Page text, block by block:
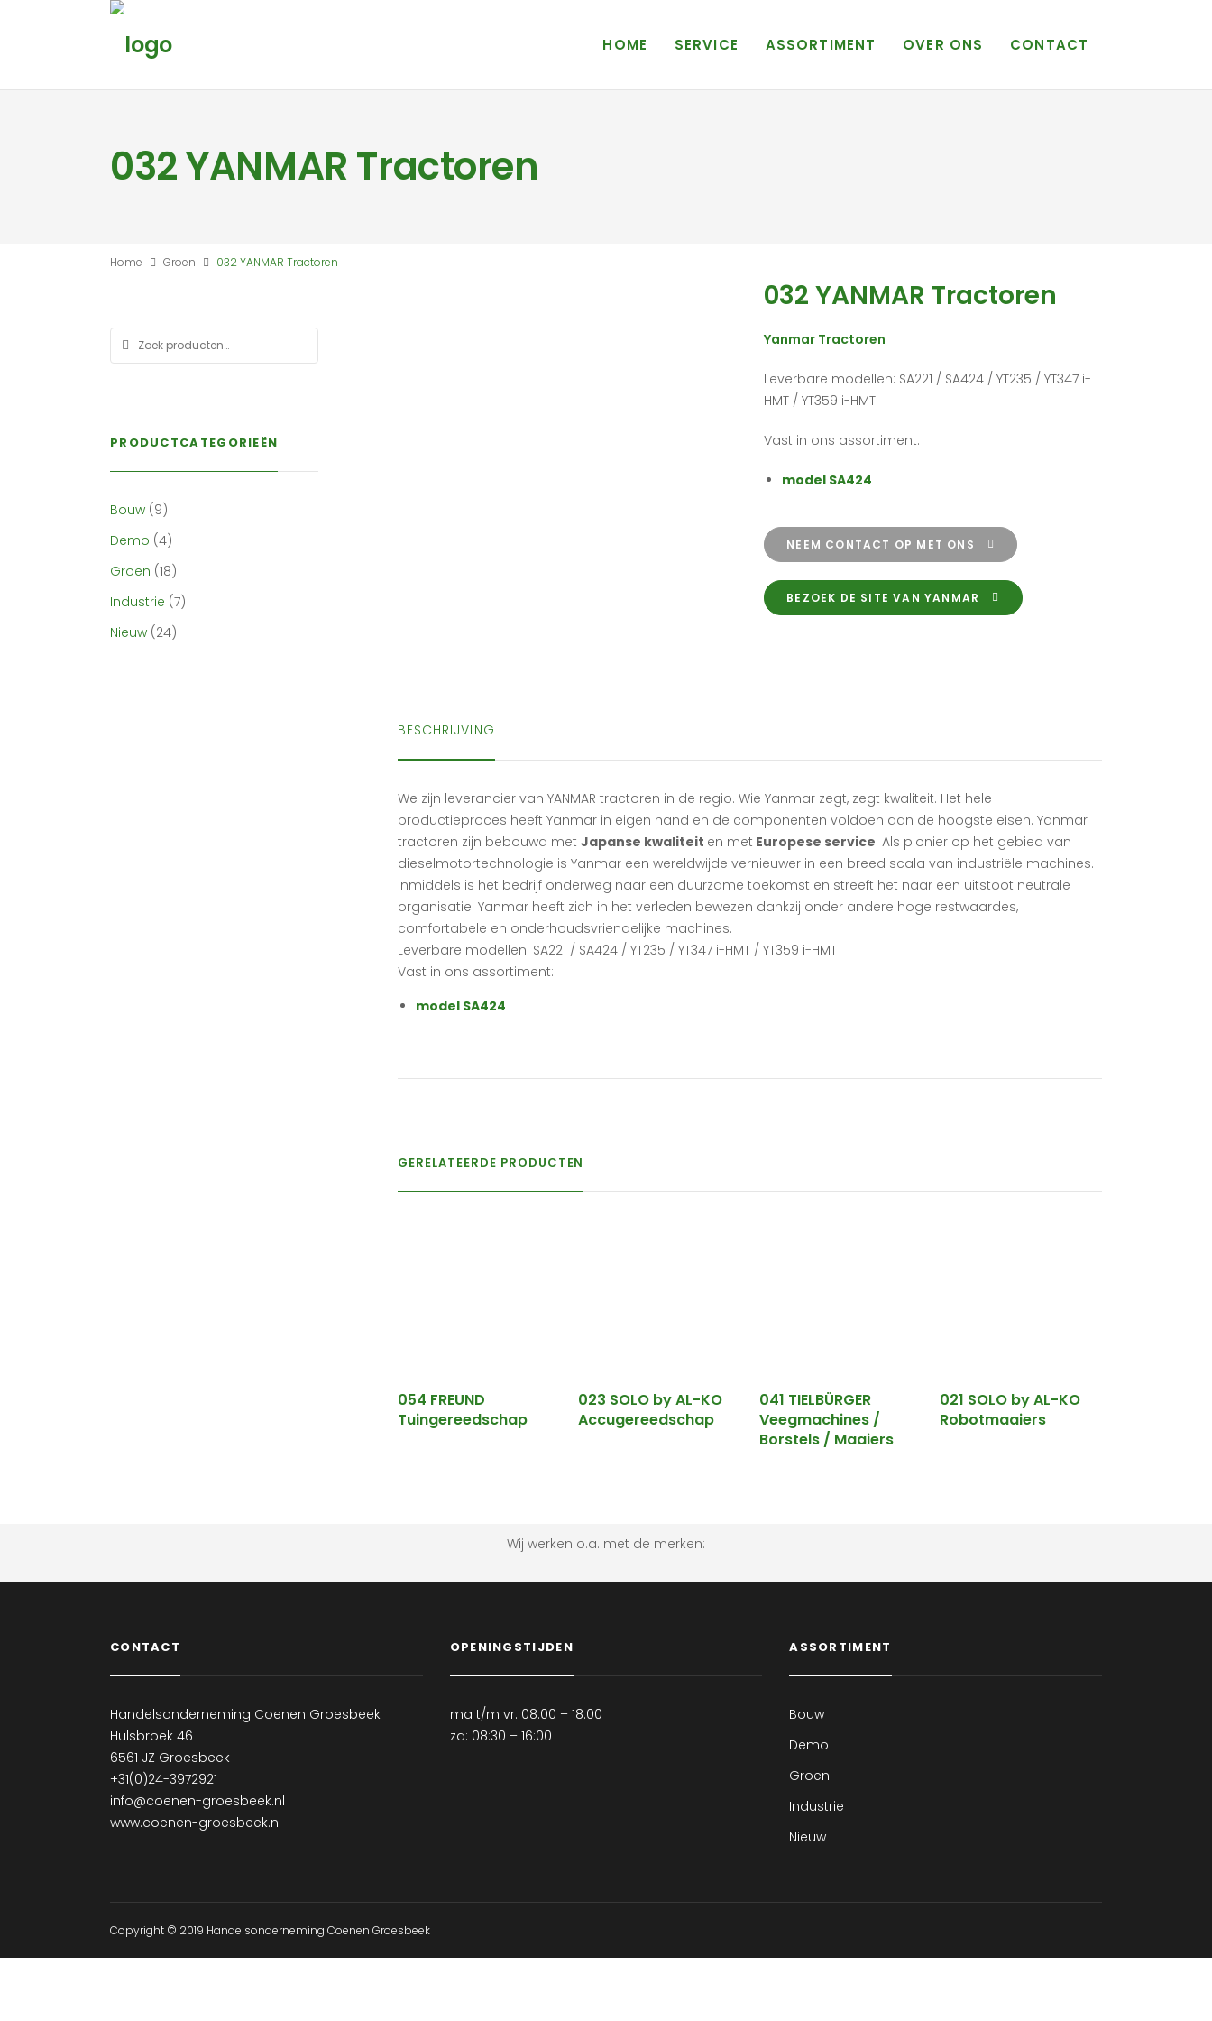
HOME SERVICE ASSORTIMENT OVER ONS CONTACT
032 YANMAR Tractoren
Home Groen 032 YANMAR Tractoren
032 YANMAR Tractoren
Yanmar Tractoren
Leverbare modellen: SA221 / SA424 / YT235 / YT347 i-
HMT / YT359 i-HMT
Vast in ons assortiment:
model SA424
NEEM CONTACT OP MET ONS
BEZOEK DE SITE VAN YANMAR
BESCHRIJVING
We zijn leverancier van YANMAR tractoren in de regio. Wie Yanmar zegt, zegt kwaliteit. Het hele
productieproces heeft Yanmar in eigen hand en de componenten voldoen aan de hoogste eisen. Yanmar
tractoren zijn bebouwd met Japanse kwaliteit en met Europese service! Als pionier op het gebied van
dieselmotortechnologie is Yanmar een wereldwijde vernieuwer in een breed scala van industriële machines.
Inmiddels is het bedrijf onderweg naar een duurzame toekomst en streeft het naar een uitstoot neutrale
organisatie. Yanmar heeft zich in het verleden bewezen dankzij onder andere hoge restwaardes,
comfortabele en onderhoudsvriendelijke machines.
Leverbare modellen: SA221 / SA424 / YT235 / YT347 i-HMT / YT359 i-HMT
Vast in ons assortiment:
model SA424
GERELATEERDE PRODUCTEN
054 FREUND
Tuingereedschap
023 SOLO by AL-KO
Accugereedschap
041 TIELBÜRGER
Veegmachines /
Borstels / Maaiers
021 SOLO by AL-KO
Robotmaaiers
PRODUCTCATEGORIEËN
Bouw (9)
Demo (4)
Groen (18)
Industrie (7)
Nieuw (24)
Wij werken o.a. met de merken:
CONTACT
Handelsonderneming Coenen Groesbeek
Hulsbroek 46
6561 JZ Groesbeek
+31(0)24-3972921
info@coenen-groesbeek.nl
www.coenen-groesbeek.nl
OPENINGSTIJDEN
ma t/m vr: 08:00 – 18:00
za: 08:30 – 16:00
ASSORTIMENT
Bouw
Demo
Groen
Industrie
Nieuw
Copyright © 2019 Handelsonderneming Coenen Groesbeek